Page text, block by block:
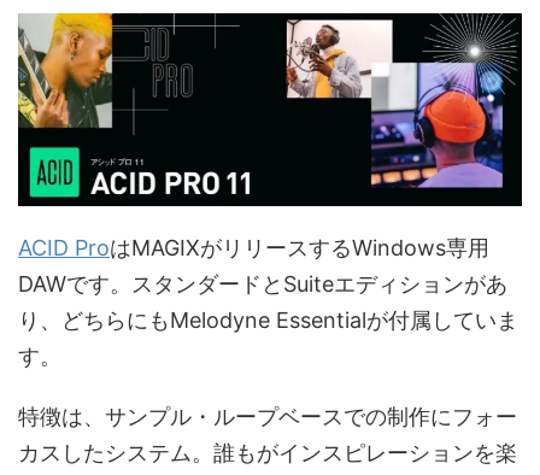
ACID ProはMAGIXがリリースするWindows専用
DAWです。スタンダードとSuiteエディションがあ
り、どちらにもMelodyne Essentialが付属していま
す。
特徴は、サンプル・ループベースでの制作にフォー
カスしたシステム。誰もがインスピレーションを楽